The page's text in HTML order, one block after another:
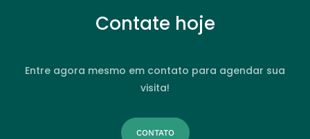
Contate hoje
Entre agora mesmo em contato para agendar sua
visita!
CONTATO